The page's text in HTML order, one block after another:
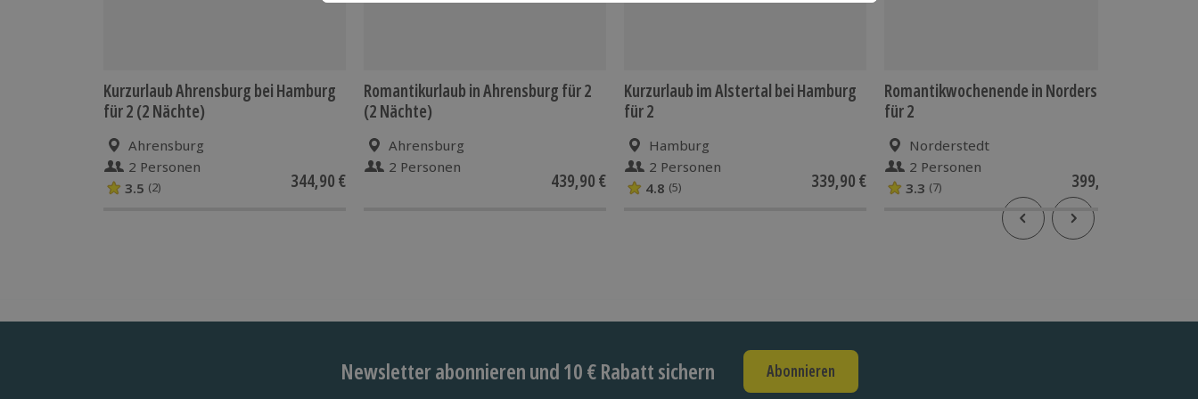
Kurzurlaub Ahrensburg bei Hamburg
für 2 (2 Nächte)
Ahrensburg
2 Personen
3.5 (2) 344,90 €
Romantikurlaub in Ahrensburg für 2
(2 Nächte)
Ahrensburg
2 Personen
439,90 €
Kurzurlaub im Alstertal bei Hamburg
für 2
Hamburg
2 Personen
4.8 (5) 339,90 €
Romantikwochenende in Norderstedt
für 2
Norderstedt
2 Personen
3.3 (7) 399,90 €
Newsletter abonnieren und 10 € Rabatt sichern Abonnieren